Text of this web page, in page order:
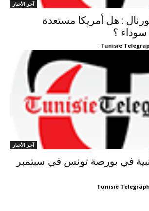
آخر الأخبار
: هل أمريكا مستعدة
سوداء ؟
Tunisie
آخر الأخبار
في بورصة تونس في سبتمبر
Tunisie Telegraph